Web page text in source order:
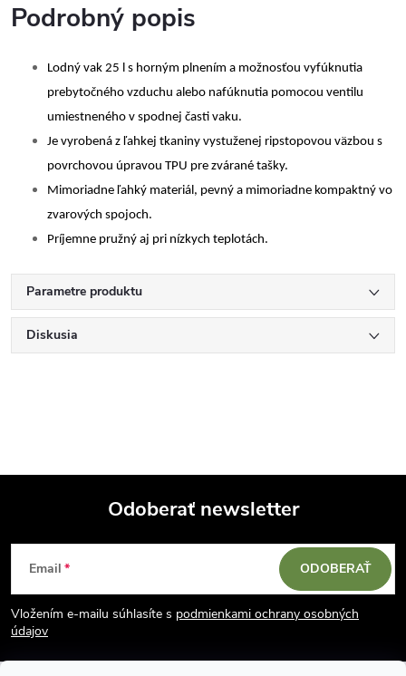
Podrobný popis
Lodný vak 25 l s horným plnením a možnosťou vyfúknutia
prebytočného vzduchu alebo nafúknutia pomocou ventilu
umiestneného v spodnej časti vaku.
Je vyrobená z ľahkej tkaniny vystuženej ripstopovou väzbou s
povrchovou úpravou TPU pre zvárané tašky.
Mimoriadne ľahký materiál, pevný a mimoriadne kompaktný vo
zvarových spojoch.
Príjemne pružný aj pri nízkych teplotách.
Parametre produktu
Diskusia
Z
á
p
Odoberať newsletter
Email
Vložením e-mailu súhlasíte s podmienkami ochrany osobných
údajov
ODOBERAŤ